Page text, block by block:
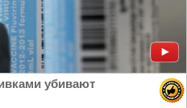
убивают